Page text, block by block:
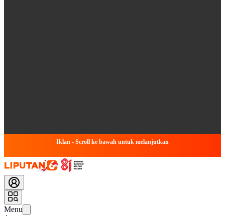
Iklan - Scroll ke bawah untuk melanjutkan
Menu